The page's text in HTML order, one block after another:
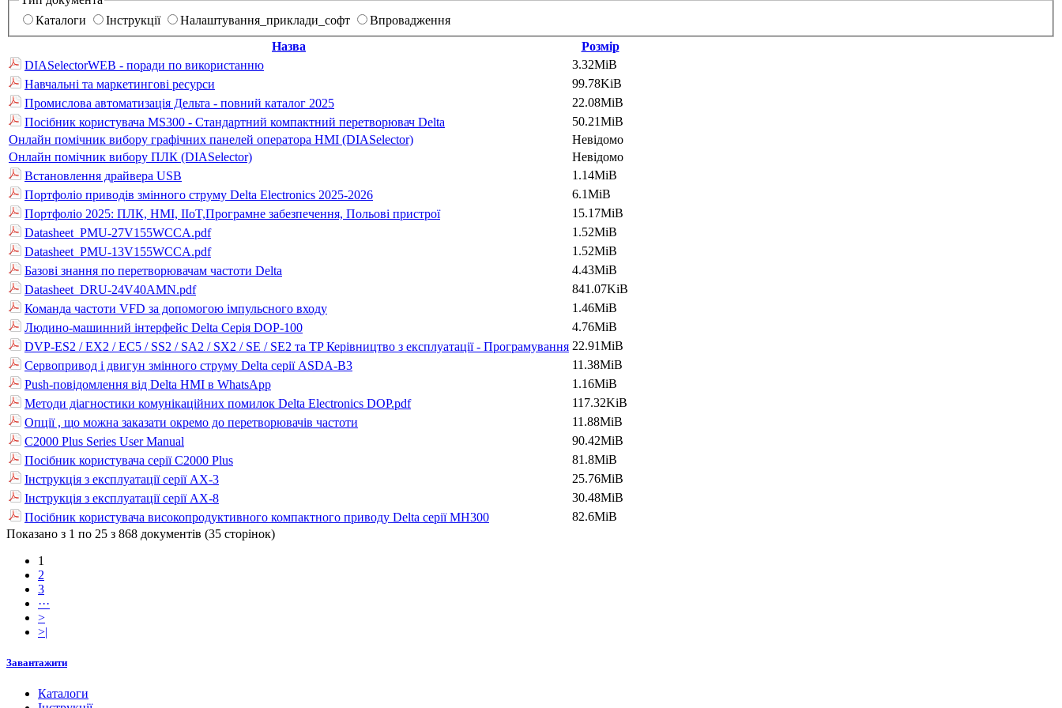
Каталоги
Інструкції Налаштування_приклади_софт
Впровадження
Назва
Розмір
DIASelectorWEB - поради по використанню
3.32MiB
Навчальні та маркетингові ресурси
99.78KiB
Промислова автоматизація Дельта - повний каталог 2025
22.08MiB
Посібник користувача MS300 - Стандартний компактний перетворювач Delta
50.21MiB
Онлайн помічник вибору графічних панелей оператора HMI (DIASelector)
Невідомо
Онлайн помічник вибору ПЛК (DIASelector)
Невідомо
Встановлення драйвера USB
1.14MiB
Портфоліо приводів змінного струму Delta Electronics 2025-2026
6.1MiB
Портфоліо 2025: ПЛК, HMI, IIoT,Програмне забезпечення, Польові пристрої
15.17MiB
Datasheet_PMU-27V155WCCA.pdf
1.52MiB
Datasheet_PMU-13V155WCCA.pdf
1.52MiB
Базові знання по перетворювачам частоти Delta
4.43MiB
Datasheet_DRU-24V40AMN.pdf
841.07KiB
Команда частоти VFD за допомогою імпульсного входу
1.46MiB
Людино-машинний інтерфейс Delta Серія DOP-100
4.76MiB
DVP-ES2 / EX2 / EC5 / SS2 / SA2 / SX2 / SE / SE2 та TP Керівництво з експлуатації - Програмування 22.91MiB
Сервопривод і двигун змінного струму Delta серії ASDA-B3
11.38MiB
Push-повідомлення від Delta HMI в WhatsApp
1.16MiB
Методи діагностики комунікаційних помилок Delta Electronics DOP.pdf
117.32KiB
Опції , що можна заказати окремо до перетворювачів частоти
11.88MiB
C2000 Plus Series User Manual
90.42MiB
Посібник користувача серії C2000 Plus
81.8MiB
Інструкція з експлуатації серії AX-3
25.76MiB
Інструкція з експлуатації серії AX-8
30.48MiB
Посібник користувача високопродуктивного компактного приводу Delta серії MH300
82.6MiB
Показано з 1 по 25 з 868 документів (35 сторінок)
1
2
3
···
>
>|
Завантажити
Каталоги